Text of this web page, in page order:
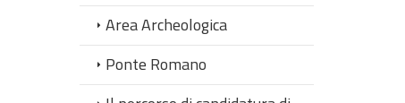
Area Archeologica
Ponte Romano